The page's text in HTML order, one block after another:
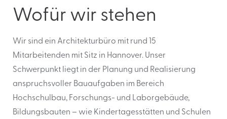
Wofür wir stehen
Wir sind ein Architekturbüro mit rund 15
Mitarbeitenden mit Sitz in Hannover. Unser
Schwerpunkt liegt in der Planung und Realisierung
anspruchsvoller Bauaufgaben im Bereich
Hochschulbau, Forschungs- und Laborgebäude,
Bildungsbauten – wie Kindertagesstätten und Schulen